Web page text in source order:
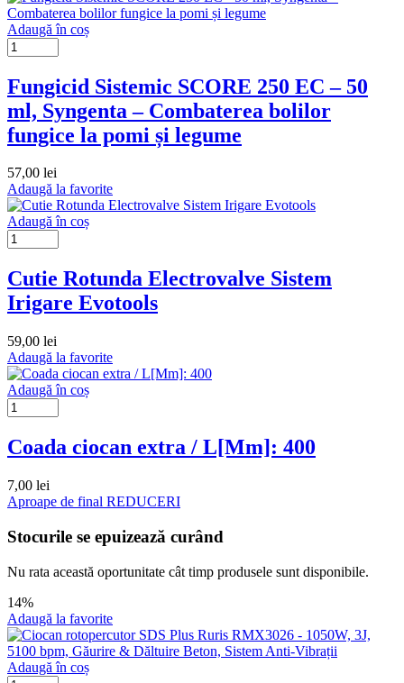
Adaugă în coș
Fungicid Sistemic SCORE 250 EC – 50
ml, Syngenta – Combaterea bolilor
fungice la pomi și legume
57,00 lei
Adaugă la favorite
Adaugă în coș
Cutie Rotunda Electrovalve Sistem
Irigare Evotools
59,00 lei
Adaugă la favorite
Adaugă în coș
Coada ciocan extra / L[Mm]: 400
7,00 lei
Aproape de final REDUCERI
Stocurile se epuizează curând
Nu rata această oportunitate cât timp produsele sunt disponibile.
14%
Adaugă la favorite
Adaugă în coș